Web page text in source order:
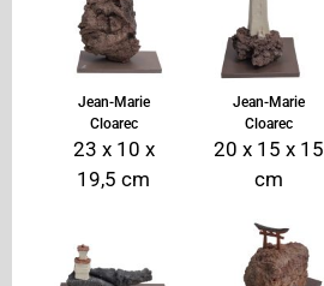
Jean-Marie
Cloarec
23 x 10 x
19,5 cm
Jean-Marie
Cloarec
20 x 15 x 15
cm